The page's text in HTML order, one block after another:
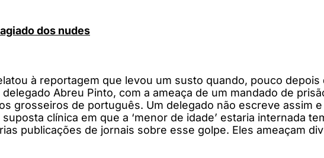
dos nudes
à reportagem que levou um susto quando, pouco
Abreu Pinto, com a ameaça de um mandado de
grosseiros de português. Um delegado não escreve assim
clínica em que a ‘menor de idade’ estaria internada
publicações de jornais sobre esse golpe. Eles ameaçam